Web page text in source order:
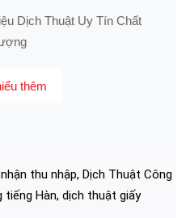
Dịch Thuật Uy Tín Chất
thêm
thu nhập, Dịch Thuật Công
tiếng Hàn, dịch thuật giấy